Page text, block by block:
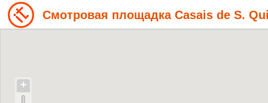
Смотровая площадка Casais de S.
+